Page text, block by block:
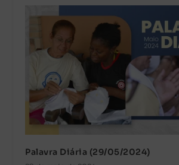
Palavra Diária (29/05/2024)